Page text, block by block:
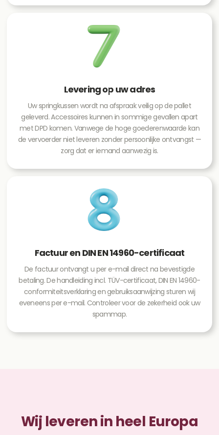
Levering op uw adres
Uw springkussen wordt na afspraak veilig op de pallet
geleverd. Accessoires kunnen in sommige gevallen apart
met DPD komen. Vanwege de hoge goederenwaarde kan
de vervoerder niet leveren zonder persoonlijke ontvangst —
zorg dat er iemand aanwezig is.
Factuur en DIN EN 14960-certificaat
De factuur ontvangt u per e-mail direct na bevestigde
betaling. De handleiding incl. TÜV-certificaat, DIN EN 14960-
conformiteitsverklaring en gebruiksaanwijzing sturen wij
eveneens per e-mail. Controleer voor de zekerheid ook uw
spammap.
Wij leveren in heel Europa